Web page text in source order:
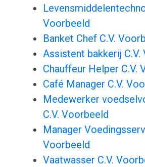
Voorbeeld
Banket Chef C.V.
Assistent bakkerij C.V.
Chauffeur Helper C.V.
Café Manager C.V.
Medewerker
C.V. Voorbeeld
Manager
Voorbeeld
Vaatwasser C.V.